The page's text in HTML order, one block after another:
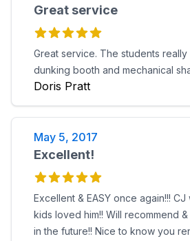
Great service
Great service. The students
dunking booth and mechanical
Doris Pratt
May 5, 2017
Excellent!
Excellent & EASY once again!!!
kids loved him!! Will recommend
in the future!! Nice to know you